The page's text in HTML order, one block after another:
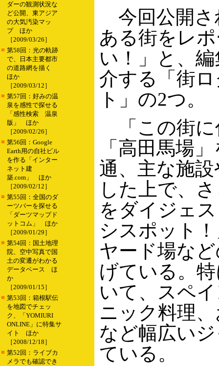
ダーの観測状況な
ど公開、東アジア
の大気汚染マッ
プ ほか
［2009/03/26］
■ 第58回：光の軌跡
で、日本主要都市
の道路網を描く
ほか
［2009/03/12］
■ 第57回：好みの温
泉を感性で探せる
「感性検索 温泉
版」 ほか
［2009/02/26］
■ 第56回：Google
Earth用の自社ビル
を作る「インター
ネット建
築.com」 ほか
［2009/02/12］
■ 第55回：全国のダ
ーツバーを探せる
「ダーツマップド
ットコム」 ほか
［2009/01/29］
■ 第54回：国土地理
院、空中写真で国
土の変遷がわかる
データベース ほ
か
［2009/01/15］
■ 第53回：箱根駅伝
を地図でチェッ
ク、「YOMIURI
ONLINE」に特集サ
イト ほか
［2008/12/18］
■ 第52回：ライブカ
メラでも確認でき
今回公開さ
ある街をレ
い！」と、
介する「街
ト」の2つ。
「この街に
「高田馬場
通、主な施
した上で、
をダイジェ
シスポット
ヤード場な
げている。
いて、スペ
ニック料理
など幅広い
ている。